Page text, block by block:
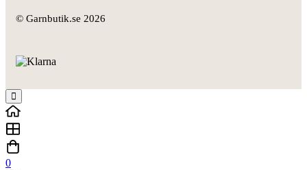
© Garnbutik.se 2026
0